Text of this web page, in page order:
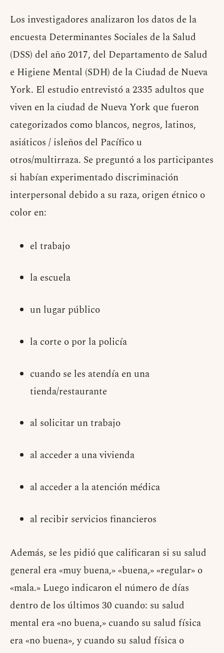
Los investigadores analizaron los datos de la
encuesta Determinantes Sociales de la Salud
(DSS) del año 2017, del Departamento de Salud
e Higiene Mental (SDH) de la Ciudad de Nueva
York. El estudio entrevistó a 2335 adultos que
viven en la ciudad de Nueva York que fueron
categorizados como blancos, negros, latinos,
asiáticos / isleños del Pacífico u
otros/multirraza. Se preguntó a los participantes
si habían experimentado discriminación
interpersonal debido a su raza, origen étnico o
color en:
el trabajo
la escuela
un lugar público
la corte o por la policía
cuando se les atendía en una
tienda/restaurante
al solicitar un trabajo
al acceder a una vivienda
al acceder a la atención médica
al recibir servicios financieros
Además, se les pidió que calificaran si su salud
general era «muy buena,» «buena,» «regular» o
«mala.» Luego indicaron el número de días
dentro de los últimos 30 cuando: su salud
mental era «no buena,» cuando su salud física
era «no buena», y cuando su salud física o